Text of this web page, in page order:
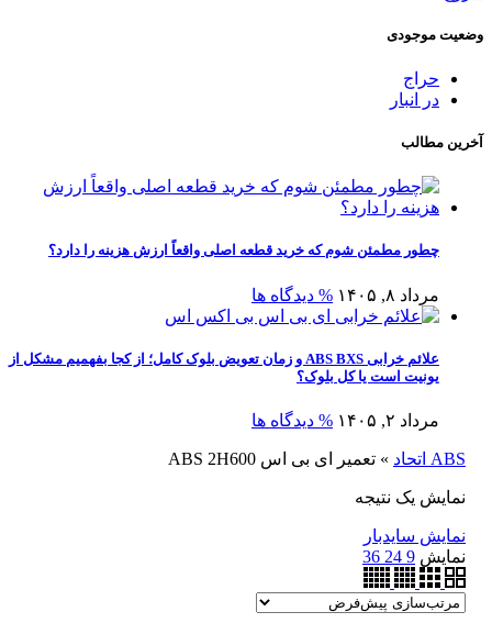
وضعیت موجودی
حراج
در انبار
آخرین مطالب
چطور مطمئن شوم که خرید قطعه اصلی واقعاً ارزش هزینه را دارد؟
مرداد ۸, ۱۴۰۵ % دیدگاه ها
علائم خرابی ABS BXS و زمان تعویض بلوک کامل؛ از کجا بفهمیم مشکل از
یونیت است یا کل بلوک؟
مرداد ۲, ۱۴۰۵ % دیدگاه ها
ABS اتحاد » تعمیر ای بی اس ABS 2H600
نمایش یک نتیجه
نمایش سایدبار
نمایش 9
24
36